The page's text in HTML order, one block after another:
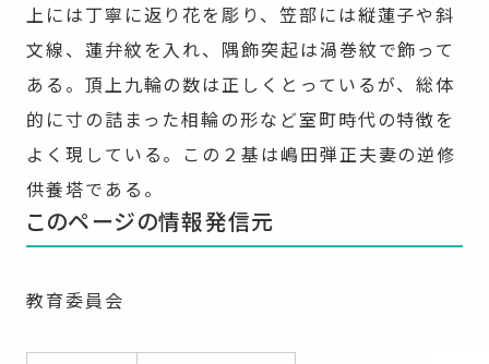
上には丁寧に返り花を彫り、笠部には縦蓮子や斜
文線、蓮弁紋を入れ、隅飾突起は渦巻紋で飾って
ある。頂上九輪の数は正しくとっているが、総体
的に寸の詰まった相輪の形など室町時代の特徴を
よく現している。この２基は嶋田弾正夫妻の逆修
供養塔である。
このページの情報発信元
教育委員会